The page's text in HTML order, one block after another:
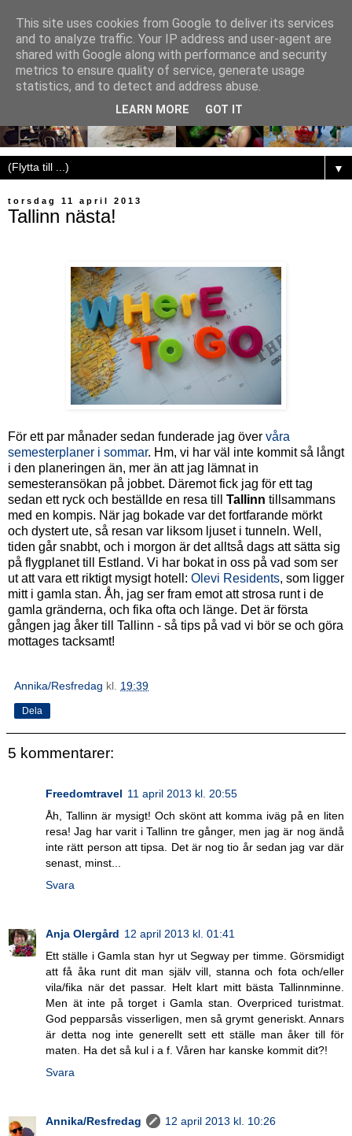
▼
torsdag 11 april 2013
Tallinn nästa!
För ett par månader sedan funderade jag över våra
semesterplaner i sommar. Hm, vi har väl inte kommit så långt
i den planeringen än, mer än att jag lämnat in
semesteransökan på jobbet. Däremot fick jag för ett tag
sedan ett ryck och beställde en resa till Tallinn tillsammans
med en kompis. När jag bokade var det fortfarande mörkt
och dystert ute, så resan var liksom ljuset i tunneln. Well,
tiden går snabbt, och i morgon är det alltså dags att sätta sig
på flygplanet till Estland. Vi har bokat in oss på vad som ser
ut att vara ett riktigt mysigt hotell: Olevi Residents, som ligger
mitt i gamla stan. Åh, jag ser fram emot att strosa runt i de
gamla gränderna, och fika ofta och länge. Det är första
gången jag åker till Tallinn - så tips på vad vi bör se och göra
mottages tacksamt!
Annika/Resfredag kl. 19:39
Dela
5 kommentarer:
Freedomtravel 11 april 2013 kl. 20:55
Åh, Tallinn är mysigt! Och skönt att komma iväg på en liten
resa! Jag har varit i Tallinn tre gånger, men jag är nog ändå
inte rätt person att tipsa. Det är nog tio år sedan jag var där
senast, minst...
Svara
Anja Olergård 12 april 2013 kl. 01:41
Ett ställe i Gamla stan hyr ut Segway per timme. Görsmidigt
att få åka runt dit man själv vill, stanna och fota och/eller
vila/fika när det passar. Helt klart mitt bästa Tallinnminne.
Men ät inte på torget i Gamla stan. Overpriced turistmat.
God pepparsås visserligen, men så grymt generiskt. Annars
är detta nog inte generellt sett ett ställe man åker till för
maten. Ha det så kul i a f. Våren har kanske kommit dit?!
Svara
Annika/Resfredag
12 april 2013 kl. 10:26
This site uses cookies from Google to deliver its services
and to analyze traffic. Your IP address and user-agent are
shared with Google along with performance and security
metrics to ensure quality of service, generate usage
statistics, and to detect and address abuse.
LEARN MORE GOT IT